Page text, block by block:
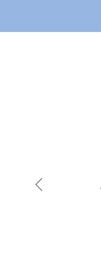
Previous